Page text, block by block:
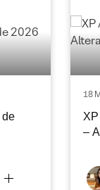
de
18
–